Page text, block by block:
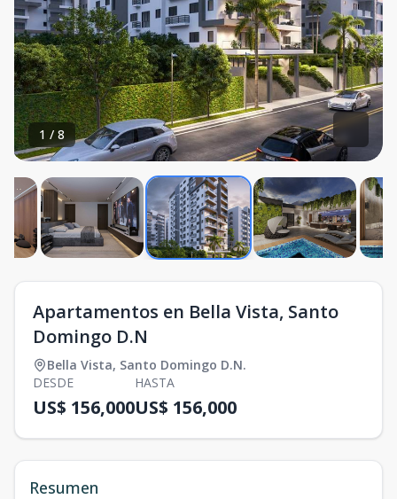
1 / 8
Apartamentos en Bella Vista, Santo
Domingo D.N
Bella Vista, Santo Domingo D.N.
DESDE
US$ 156,000
HASTA
US$ 156,000
Resumen